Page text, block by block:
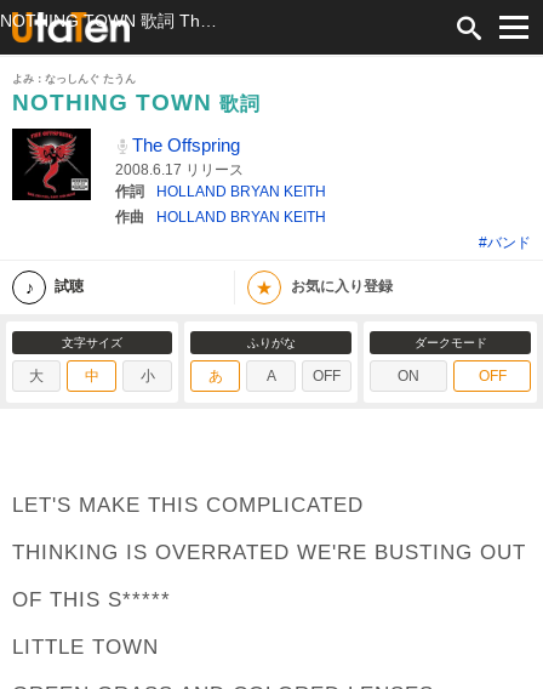
よみ：なっしんぐ たうん
NOTHING TOWN 歌詞
The Offspring
2008.6.17 リリース
作詞
HOLLAND BRYAN KEITH
作曲
HOLLAND BRYAN KEITH
#バンド
試聴 ★ お気に入り登録
文字サイズ
大 中 小
ふりがな
あ A OFF
ダークモード
ON OFF
LET'S MAKE THIS COMPLICATED
THINKING IS OVERRATED WE'RE BUSTING OUT
OF THIS S*****
LITTLE TOWN